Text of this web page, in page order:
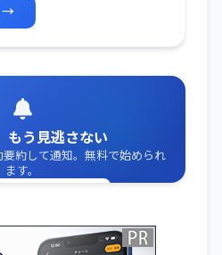
→
もう見逃さない
約して通知。無料で始められ
ます。